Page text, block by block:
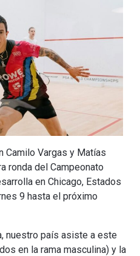
Camilo Vargas y Matías
ronda del Campeonato
en Chicago, Estados
9 hasta el próximo
nuestro país asiste a este
en la rama masculina) y la